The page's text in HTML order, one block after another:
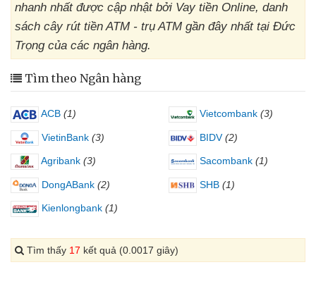
nhanh nhất được cập nhật bởi Vay tiền Online, danh
sách cây rút tiền ATM - trụ ATM gần đây nhất tại Đức
Trọng của các ngân hàng.
Tìm theo Ngân hàng
ACB (1) Vietcombank (3)
VietinBank (3) BIDV (2)
Agribank (3) Sacombank (1)
DongABank (2) SHB (1)
Kienlongbank (1)
Tìm thấy 17 kết quả (0.0017 giây)